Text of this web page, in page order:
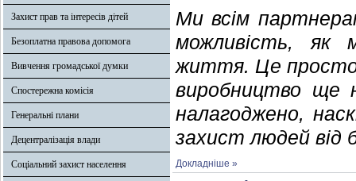
Захист прав та інтересів дітей
Безоплатна правова допомога
Вивчення громадської думки
Спостережна комісія
Генеральні плани
Децентралізація влади
Соціальний захист населення
Ми всім
можливість, як
життя. Це просто
виробництво ще
налагоджено,
захист людей від
Докладніше »